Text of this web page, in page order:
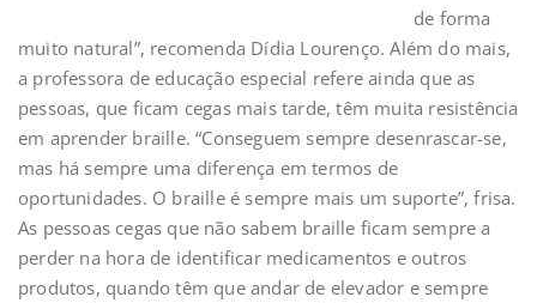
de forma
muito natural”, recomenda Dídia Lourenço. Além do mais,
a professora de educação especial refere ainda que as
pessoas, que ficam cegas mais tarde, têm muita resistência
em aprender braille. “Conseguem sempre desenrascar-se,
mas há sempre uma diferença em termos de
oportunidades. O braille é sempre mais um suporte”, frisa.
As pessoas cegas que não sabem braille ficam sempre a
perder na hora de identificar medicamentos e outros
produtos, quando têm que andar de elevador e sempre